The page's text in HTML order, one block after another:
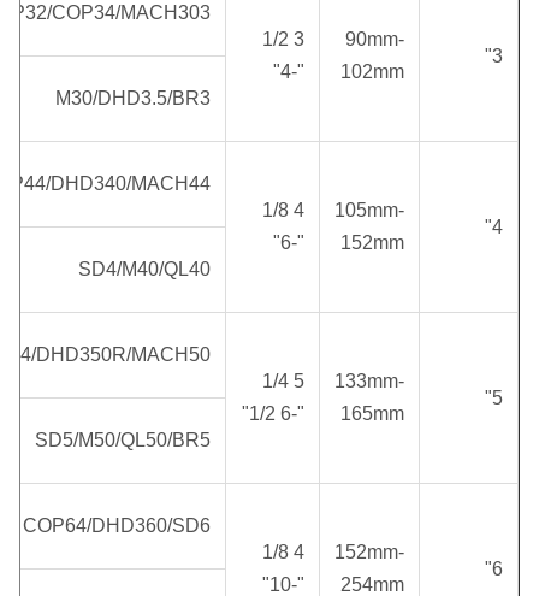
3"
90mm-
102mm
3 1/2
"-4"
COP34/MACH303
M30/DHD3.5/BR3
4"
105mm-
152mm
4 1/8
"-6"
DHD340/MACH44
SD4/M40/QL40
5"
133mm-
165mm
5 1/4
"-6 1/2"
DHD350R/MACH50
SD5/M50/QL50/BR5
6"
152mm-
254mm
4 1/8
"-10"
COP64/DHD360/SD6